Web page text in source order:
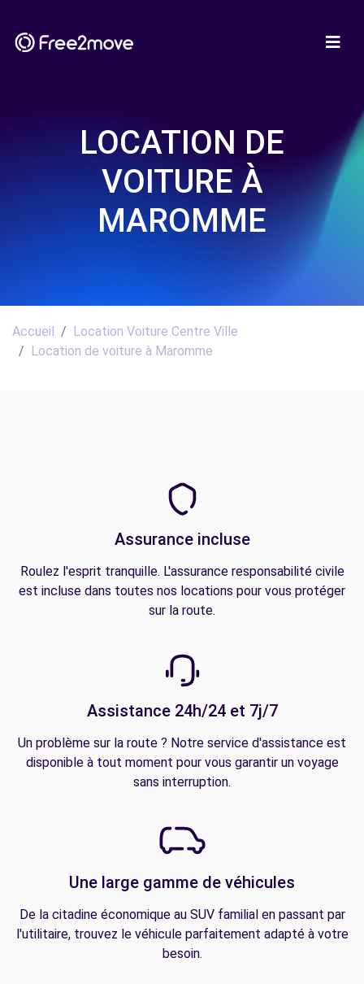
LOCATION DE
VOITURE À
MAROMME
Accueil
Location Voiture Centre Ville
Location de voiture à Maromme
Assurance incluse
Roulez l'esprit tranquille. L'assurance responsabilité civile
est incluse dans toutes nos locations pour vous protéger
sur la route.
Assistance 24h/24 et 7j/7
Un problème sur la route ? Notre service d'assistance est
disponible à tout moment pour vous garantir un voyage
sans interruption.
Une large gamme de véhicules
De la citadine économique au SUV familial en passant par
l'utilitaire, trouvez le véhicule parfaitement adapté à votre
besoin.